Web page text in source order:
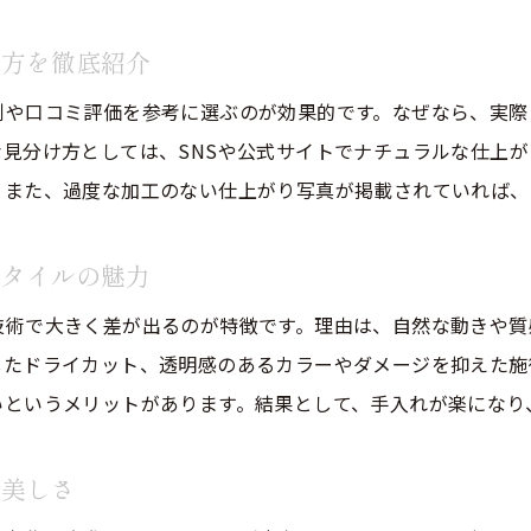
美容院業界でナチュラル志向が注目される理由
昭和区・半田市の美容院で人気の施術傾向とは
口コミで話題の美容院が支持される理由を解説
昭和区・半田市で美容院選びを成功させるコツ
チュラルヘアを目指す方への美容院案内
失敗しないナチュラルヘアのオーダー方法紹介
美容院選びで知っておきたいナチュラル提案例
を徹底紹介
口コミ評価を参考に選ぶのが効果的です。なぜなら、実
分け方としては、SNSや公式サイトでナチュラルな仕上
た、過度な加工のない仕上がり写真が掲載されていれば
イルの魅力
で大きく差が出るのが特徴です。理由は、自然な動きや
ドライカット、透明感のあるカラーやダメージを抑えた
いうメリットがあります。結果として、手入れが楽にな
しさ
ご予約はこちら
ご予約はこちら